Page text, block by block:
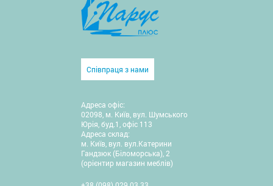
Співпраця з нами
Адреса офіс:
02098, м. Київ, вул. Шумського
Юрія, буд.1, офіс 113
Адреса склад:
м. Київ, вул. вул.Катерини
Гандзюк (Біломорська), 2
(орієнтир магазин меблів)